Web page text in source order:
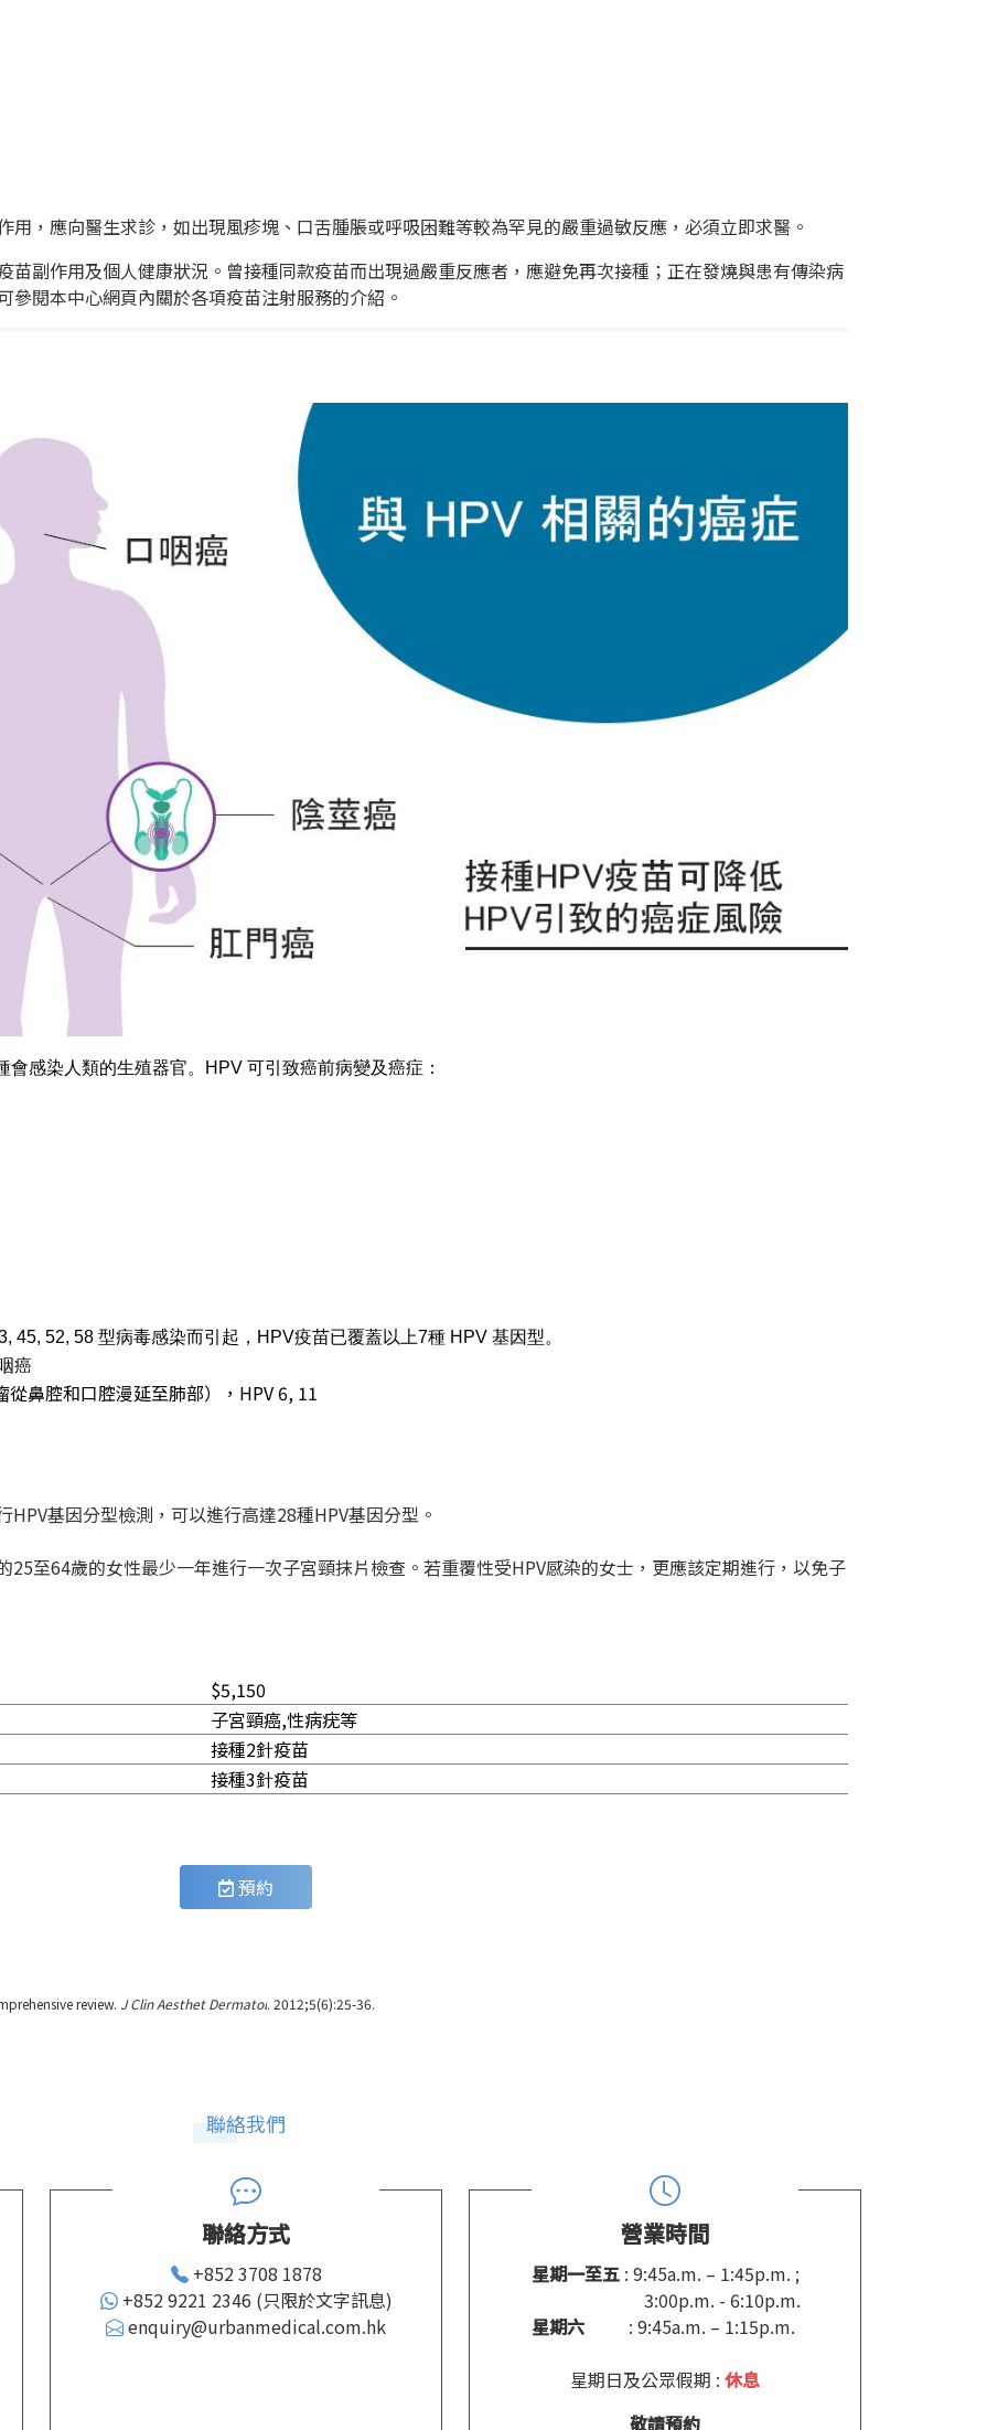
，應向醫生求診，如出現風疹塊、口舌腫脹或呼吸困難等較為罕見的嚴重過敏反應，必須立即求醫。
苗副作用及個人健康狀況。曾接種同款疫苗而出現過嚴重反應者，應避免再次接種；正在發燒與患有傳染病
閱本中心網頁內關於各項疫苗注射服務的介紹。
感染人類的生殖器官。HPV 可引致癌前病變及癌症：
45, 52, 58 型病毒感染而引起，HPV疫苗已覆蓋以上7種 HPV 基因型。
癌
鼻腔和口腔漫延至肺部），HPV 6, 11
基因分型檢測，可以進行高達28種HPV基因分型。
25至64歲的女性最少一年進行一次子宮頸抹片檢查。若重覆性受HPV感染的女士，更應該定期進行，以免子
$5,150
子宮頸癌,性病疣等
接種2針疫苗
接種3針疫苗
預約
review. J Clin Aesthet Dermatol. 2012;5(6):25-36.
聯絡我們
聯絡方式
+852 3708 1878
+852 9221 2346 (只限於文字訊息)
enquiry@urbanmedical.com.hk
營業時間
星期一至五: 9:45a.m. – 1:45p.m. ;
3:00p.m. - 6:10p.m.
星期六
: 9:45a.m. – 1:15p.m.
星期日及公眾假期 : 休息
敬請預約